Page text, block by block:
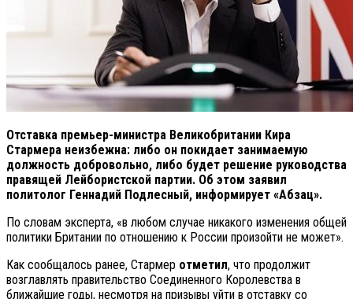
Отставка премьер-министра Великобритании Кира
Стармера неизбежна: либо он покидает занимаемую
должность добровольно, либо будет решение руководства
правящей Лейбористской партии. Об этом заявил
политолог Геннадий Подлесный, информирует «Абзац».
По словам эксперта, «в любом случае никакого изменения общей
политики Британии по отношению к России произойти не может».
Как сообщалось ранее, Стармер отметил, что продолжит
возглавлять правительство Соединенного Королевства в
ближайшие годы, несмотря на призывы уйти в отставку со